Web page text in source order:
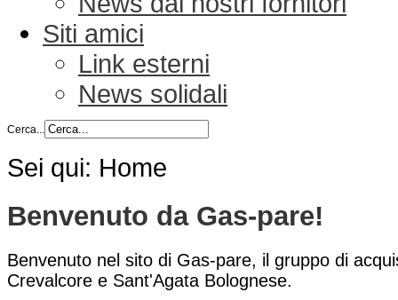
Siti amici
Link esterni
News solidali
Cerca...
Sei qui: Home
Benvenuto da Gas-pare!
Benvenuto nel sito di Gas-pare, il gruppo di
Crevalcore e Sant'Agata Bolognese.